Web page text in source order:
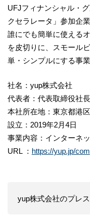
UFJフィナンシャル・
クセラレータ」参加企業
誰にでも簡単に使える
を皮切りに、スモール
単・シンプルにする事
社名：yup株式会社
代表者：代表取締役社
本社所在地：東京都港
設立：2019年2月4日
事業内容：インターネ
URL ： https://yup.jp/
yup株式会社のプレ